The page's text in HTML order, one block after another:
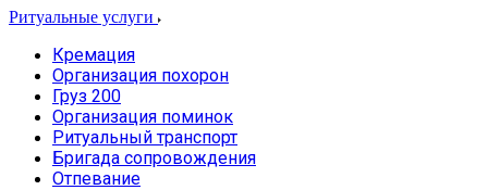
Ритуальные услуги
Кремация
Организация похорон
Груз 200
Организация поминок
Ритуальный транспорт
Бригада сопровождения
Отпевание